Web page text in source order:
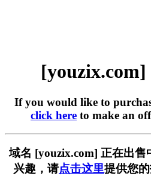
[youzix.com]
If you would like to
click here to make an
域名 [youzix.com] 正在出售
兴趣，请点击这里提供您